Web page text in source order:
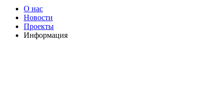
О нас
Новости
Проекты
Информация